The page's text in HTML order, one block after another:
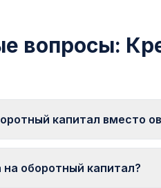
вопросы:
капитал вместо
крупная сумма на
оборотный капитал?